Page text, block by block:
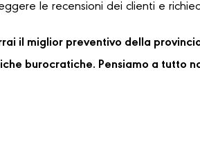
le recensioni dei clienti e
il miglior preventivo della
burocratiche. Pensiamo a tutto